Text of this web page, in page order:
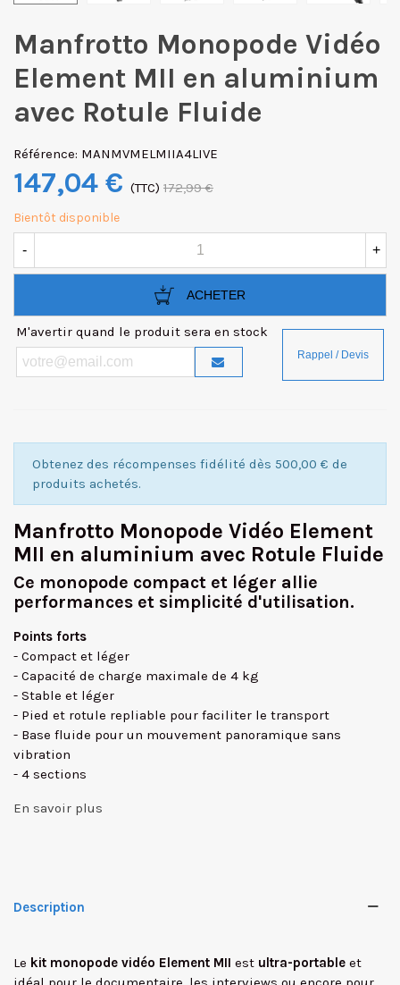
Manfrotto Monopode Vidéo
Element MII en aluminium
avec Rotule Fluide
Référence: MANMVMELMIIA4LIVE
147,04 € (TTC) 172,99 €
Bientôt disponible
- +
ACHETER
M'avertir quand le produit sera en stock
Obtenez des récompenses fidélité dès 500,00 € de
produits achetés.
Manfrotto Monopode Vidéo Element
MII en aluminium avec Rotule Fluide
Ce monopode compact et léger allie
performances et simplicité d'utilisation.
Points forts
- Compact et léger
- Capacité de charge maximale de 4 kg
- Stable et léger
- Pied et rotule repliable pour faciliter le transport
- Base fluide pour un mouvement panoramique sans
vibration
- 4 sections
En savoir plus
Description
Le kit monopode vidéo Element MII est ultra-portable et